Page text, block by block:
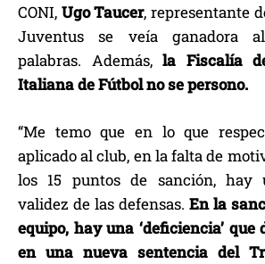
CONI, Ugo Taucer, representante
Juventus se veía ganadora
palabras. Además,la Fiscalía
Italiana de Fútbol no se persono.
“Me temo que en lo que
aplicado al club, en la falta de
los 15 puntos de sanción, hay
validez de las defensas. En la
equipo, hay una ‘deficiencia’ que
en una nueva sentencia del